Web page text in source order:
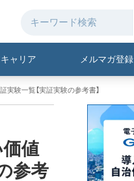
ャリア メルマガ登録
実験一覧【実証実験の参考書】
価値
参考